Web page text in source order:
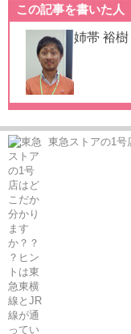
この記事を書いた人
姉帯 裕樹
東急ストアの1号